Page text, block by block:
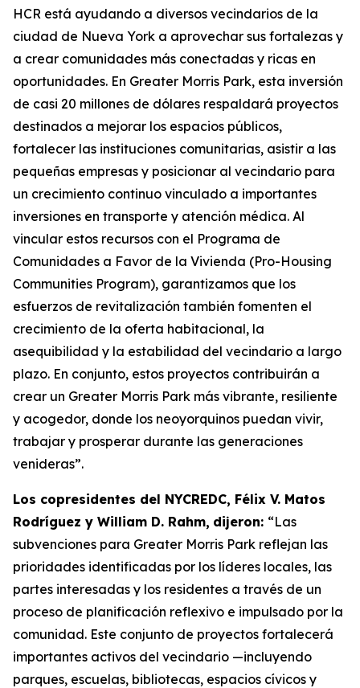
HCR está ayudando a diversos vecindarios de la
ciudad de Nueva York a aprovechar sus fortalezas y
a crear comunidades más conectadas y ricas en
oportunidades. En Greater Morris Park, esta inversión
de casi 20 millones de dólares respaldará proyectos
destinados a mejorar los espacios públicos,
fortalecer las instituciones comunitarias, asistir a las
pequeñas empresas y posicionar al vecindario para
un crecimiento continuo vinculado a importantes
inversiones en transporte y atención médica. Al
vincular estos recursos con el Programa de
Comunidades a Favor de la Vivienda (Pro-Housing
Communities Program), garantizamos que los
esfuerzos de revitalización también fomenten el
crecimiento de la oferta habitacional, la
asequibilidad y la estabilidad del vecindario a largo
plazo. En conjunto, estos proyectos contribuirán a
crear un Greater Morris Park más vibrante, resiliente
y acogedor, donde los neoyorquinos puedan vivir,
trabajar y prosperar durante las generaciones
venideras”.
Los copresidentes del NYCREDC, Félix V. Matos
Rodríguez y William D. Rahm, dijeron: “Las
subvenciones para Greater Morris Park reflejan las
prioridades identificadas por los líderes locales, las
partes interesadas y los residentes a través de un
proceso de planificación reflexivo e impulsado por la
comunidad. Este conjunto de proyectos fortalecerá
importantes activos del vecindario —incluyendo
parques, escuelas, bibliotecas, espacios cívicos y